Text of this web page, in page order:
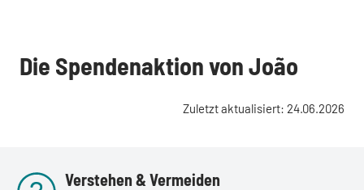
Die Spendenaktion von João
Zuletzt aktualisiert: 24.06.2026
Verstehen & Vermeiden